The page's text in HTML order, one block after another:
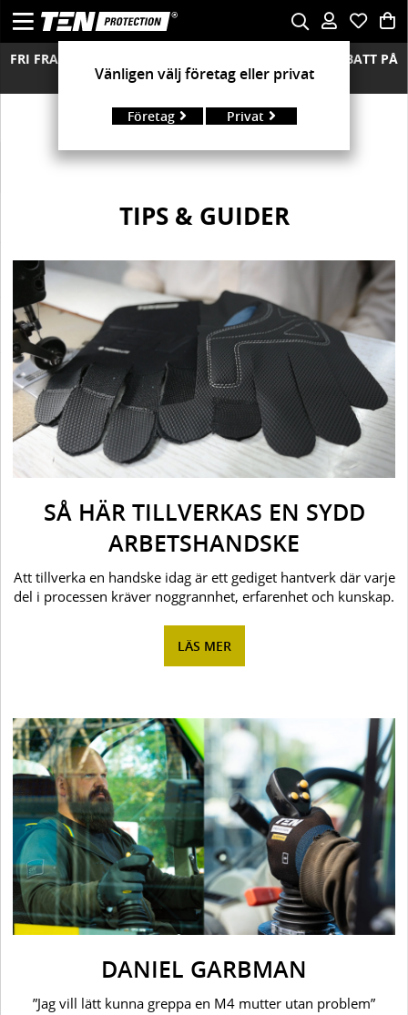
FRI FRAKT ÖVER 850 KR FRIA RETURER MÄNGDRABATT PÅ
ALLA MODELLER
TIPS & GUIDER
SÅ HÄR TILLVERKAS EN SYDD
ARBETSHANDSKE
Att tillverka en handske idag är ett gediget hantverk där varje
del i processen kräver noggrannhet, erfarenhet och kunskap.
LÄS MER
DANIEL GARBMAN
”Jag vill lätt kunna greppa en M4 mutter utan problem”
Vänligen välj företag eller privat
Företag Privat